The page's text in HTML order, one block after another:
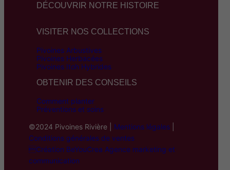
DÉCOUVRIR NOTRE HISTOIRE
VISITER NOS COLLECTIONS
Pivoines Arbustives
Pivoines Herbacées
Pivoines Itoh Hybrides
OBTENIR DES CONSEILS
Comment planter
Préventions et soins
©2024 Pivoines Rivière | Mentions légales
Conditions générales de ventes
Création BeYouCrea Agence marketing et
communication